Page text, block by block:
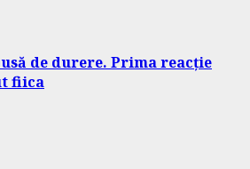
de durere. Prima reacție
fiica